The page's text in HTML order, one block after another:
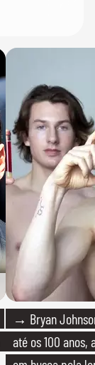
→ Bryan
até os 100